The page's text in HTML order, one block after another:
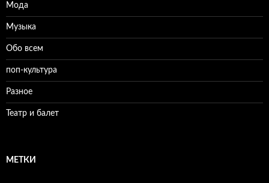
Мода
Музыка
Обо всем
поп-культура
Разное
Театр и балет
МЕТКИ